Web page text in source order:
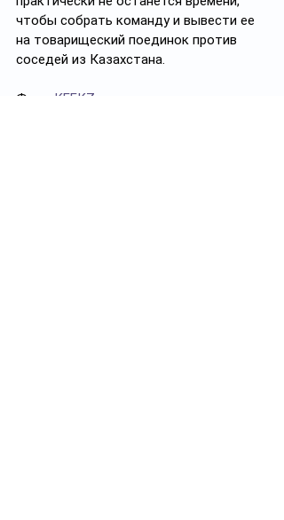
чтобы собрать команду и вывести ее
на товарищеский поединок против
соседей из Казахстана.
Фото KFF.KZ